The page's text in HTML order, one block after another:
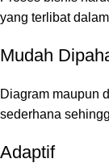
yang terlibat
Mudah
Diagram maupun
sederhana
Adaptif